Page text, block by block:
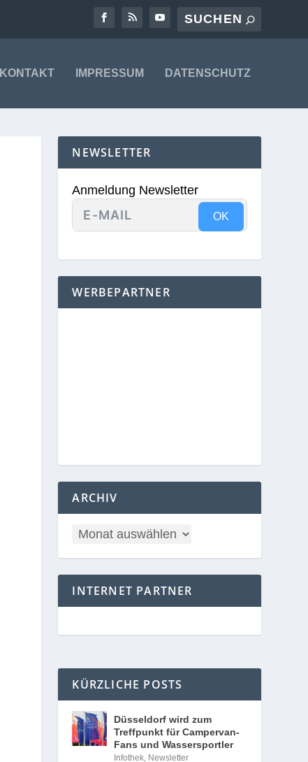
KONTAKT IMPRESSUM DATENSCHUTZ
NEWSLETTER
Anmeldung Newsletter
OK
WERBEPARTNER
ARCHIV
INTERNET PARTNER
KÜRZLICHE POSTS
Düsseldorf wird zum
Treffpunkt für Campervan-
Fans und Wassersportler
Infothek, Newsletter